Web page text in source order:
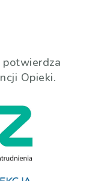
potwierdza
Opieki.